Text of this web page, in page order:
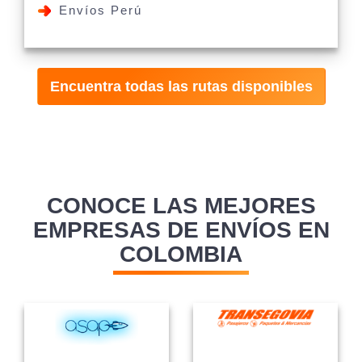
Envíos Perú
Encuentra todas las rutas disponibles
CONOCE LAS MEJORES
EMPRESAS DE ENVÍOS EN
COLOMBIA